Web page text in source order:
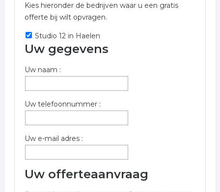
gerelateerde bedrijven in de omgeving van Weert voor
een vrijblijvende aanvraag.
Gebruik onderstaand formulier voor gratis meer
informatie uit de rubriek nagelstudio in Weert.
Trefwoorden:
nagelsalon manicure pedicure
french manicure
Kies hieronder de bedrijven waar u een gratis
offerte bij wilt opvragen.
Studio 12 in Haelen
Uw gegevens
Uw naam :
Uw telefoonnummer :
Uw e-mail adres :
Uw offerteaanvraag